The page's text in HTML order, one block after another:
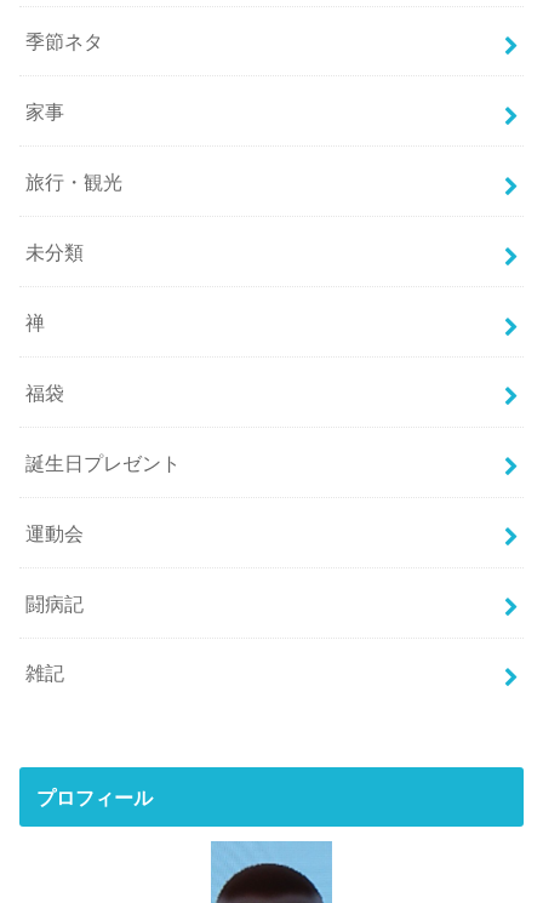
季節ネタ
家事
旅行・観光
未分類
禅
福袋
誕生日プレゼント
運動会
闘病記
雑記
プロフィール